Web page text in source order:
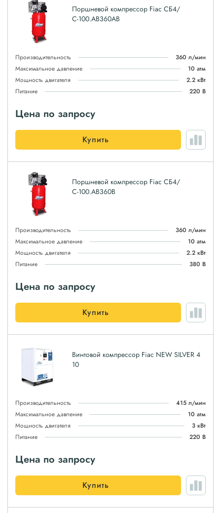
Поршневой компрессор Fiac СБ4/
С-100.AB360AB
Производительность
360 л/мин
Максимальное давление
10 атм
Мощность двигателя
2.2 кВт
Питание
220 В
Цена по запросу
Купить
Поршневой компрессор Fiac СБ4/
С-100.AB360B
Производительность
360 л/мин
Максимальное давление
10 атм
Мощность двигателя
2.2 кВт
Питание
380 В
Цена по запросу
Купить
Винтовой компрессор Fiac NEW SILVER 4
10
Производительность
415 л/мин
Максимальное давление
10 атм
Мощность двигателя
3 кВт
Питание
220 В
Цена по запросу
Купить